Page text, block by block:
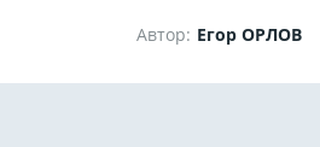
Автор: Егор ОРЛОВ